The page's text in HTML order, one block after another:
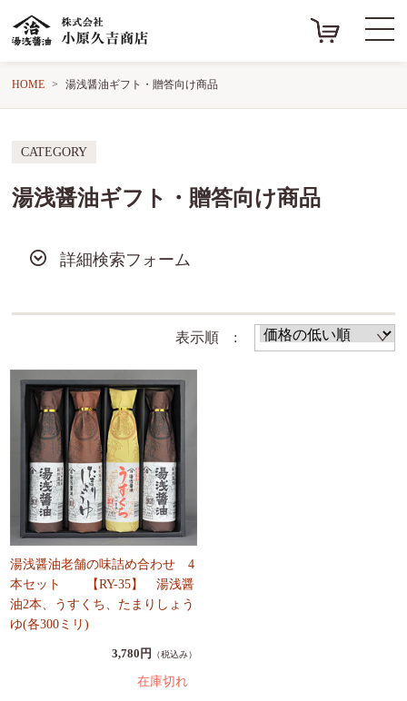
HOME 湯浅醤油ギフト・贈答向け商品
CATEGORY
湯浅醤油ギフト・贈答向け商品
詳細検索フォーム
表示順 :
湯浅醤油老舗の味詰め合わせ 4
本セット 【RY-35】 湯浅醤
油2本、うすくち、たまりしょう
ゆ(各300ミリ)
3,780円 （税込み）
在庫切れ